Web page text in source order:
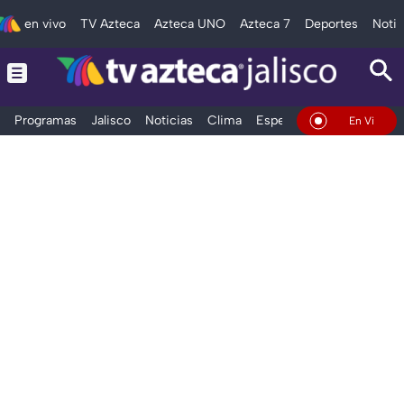
en vivo TV Azteca Azteca UNO Azteca 7 Deportes
Programas Jalisco Noticias Clima Espectáculos Deportes
En Vivo